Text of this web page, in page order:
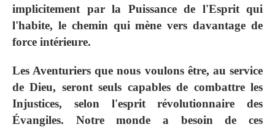
implicitement par la Puissance de l'Esprit qui
l'habite, le chemin qui mène vers davantage de
force intérieure.
Les Aventuriers que nous voulons être, au service
de Dieu, seront seuls capables de combattre les
Injustices, selon l'esprit révolutionnaire des
Évangiles. Notre monde a besoin de ces